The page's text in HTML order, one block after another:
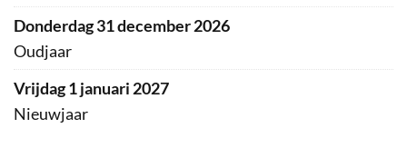
donderdag 31 december 2026
Oudjaar
vrijdag 1 januari 2027
Nieuwjaar